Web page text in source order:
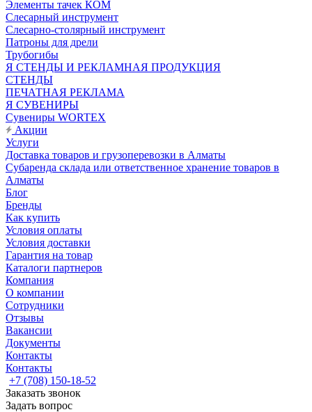
Элементы тачек КОМ
Слесарный инструмент
Слесарно-столярный инструмент
Патроны для дрели
Трубогибы
Я СТЕНДЫ И РЕКЛАМНАЯ ПРОДУКЦИЯ
СТЕНДЫ
ПЕЧАТНАЯ РЕКЛАМА
Я СУВЕНИРЫ
Сувениры WORTEX
Акции
Услуги
Доставка товаров и грузоперевозки в Алматы
Субаренда склада или ответственное хранение товаров в
Алматы
Блог
Бренды
Как купить
Условия оплаты
Условия доставки
Гарантия на товар
Каталоги партнеров
Компания
О компании
Сотрудники
Отзывы
Вакансии
Документы
Контакты
Контакты
+7 (708) 150-18-52
Заказать звонок
Задать вопрос